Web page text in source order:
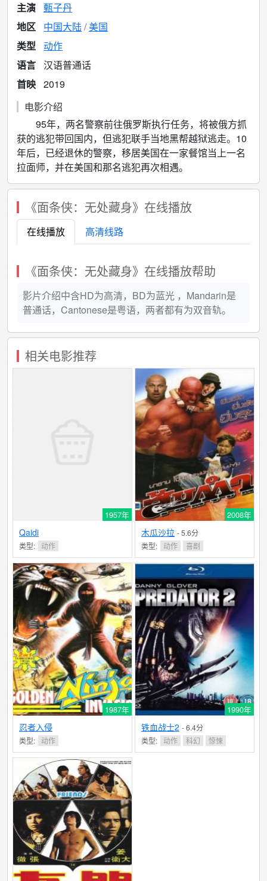
主演 甄子丹
地区
中国大陆 美国
类型 动作
语言 汉语普通话
首映 2019
电影介绍
95年，两名警察前往俄罗斯执行任务，将被俄方抓
获的逃犯带回国内，但逃犯联手当地黑帮越狱逃走。10
年后，已经退休的警察，移居美国在一家餐馆当上一名
拉面师，并在美国和那名逃犯再次相遇。
《面条侠：无处藏身》在线播放
在线播放 高清线路
《面条侠：无处藏身》在线播放帮助
影片介绍中含HD为高清，BD为蓝光 ，Mandarin是
普通话，Cantonese是粤语，两者都有为双音轨。
相关电影推荐
1957年
Qaidi
类型: 动作
2008年
木瓜沙拉 - 5.6分
类型:
动作 喜剧
1987年
忍者入侵
类型: 动作
1990年
铁血战士2 - 6.4分
类型:
动作 科幻 惊悚